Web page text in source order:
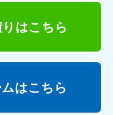
はこちら
はこちら